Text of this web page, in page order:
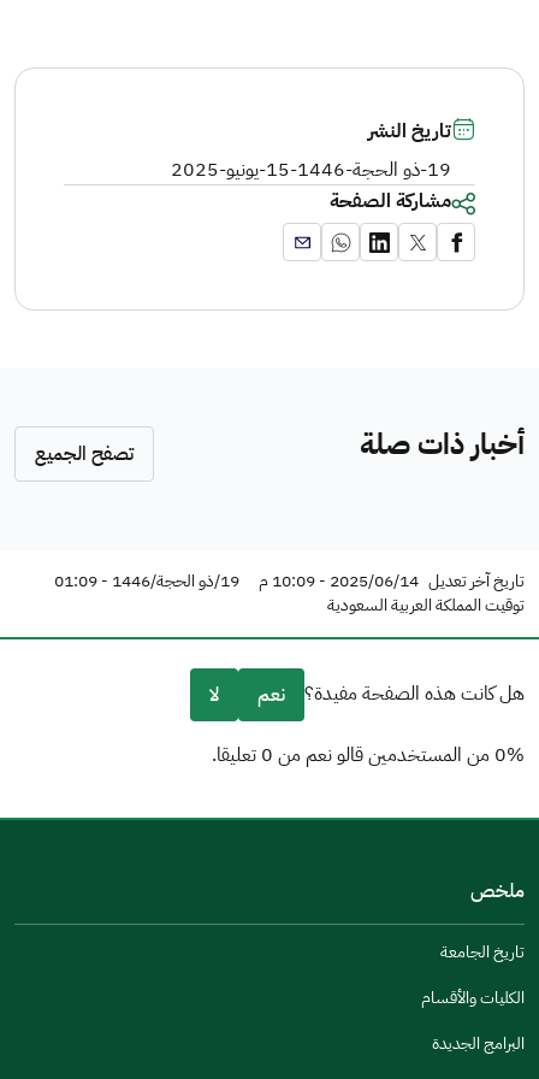
تاريخ النشر
19-ذو الحجة-1446
-15-يونيو-2025
مشاركة الصفحة
أخبار ذات صلة تصفح الجميع
تاريخ آخر تعديل 2025/06/14 - 10:09 م
19/ذو الحجة/1446 - 01:09
توقيت المملكة العربية السعودية
هل كانت هذه الصفحة مفيدة؟ نعم لا
0% من المستخدمين قالو نعم من 0 تعليقا.
مكتوبة بشكل جيد
الإجابات كانت مرتبطة
تصميمه يجعله سهل القراءة
ملخص
تاريخ الجامعة
الكليات والأقسام
البرامج الجديدة